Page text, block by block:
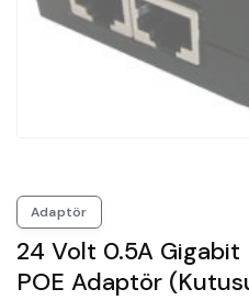
Adaptör
24 Volt 0.5A
POE Adaptör